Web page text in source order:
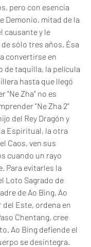
pero con esencia
Demonio, mitad de la
causante y le
sólo tres años. Ésa
convertirse en
de taquilla, la película
hasta que llegó
"Ne Zha" no es
"Ne Zha 2"
del Rey Dragón y
Espiritual, la otra
Caos, ven sus
cuando un rayo
Para evitarles la
Loto Sagrado de
de Ao Bing, Ao
del Este, ordena en
Chentang, cree
Ao Bing defiende el
se desintegra.